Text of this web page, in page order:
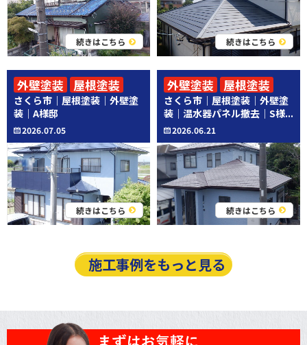
続きはこちら 続きはこちら
さくら市｜屋根塗装｜外壁塗
装｜A様邸
2026.07.05
続きはこちら
外壁塗装 屋根塗装
さくら市｜屋根塗装｜外壁塗
装｜温水器パネル撤去｜S様...
2026.06.21
続きはこちら
外壁塗装
屋根塗装
その他工事
施工事例をもっと見る